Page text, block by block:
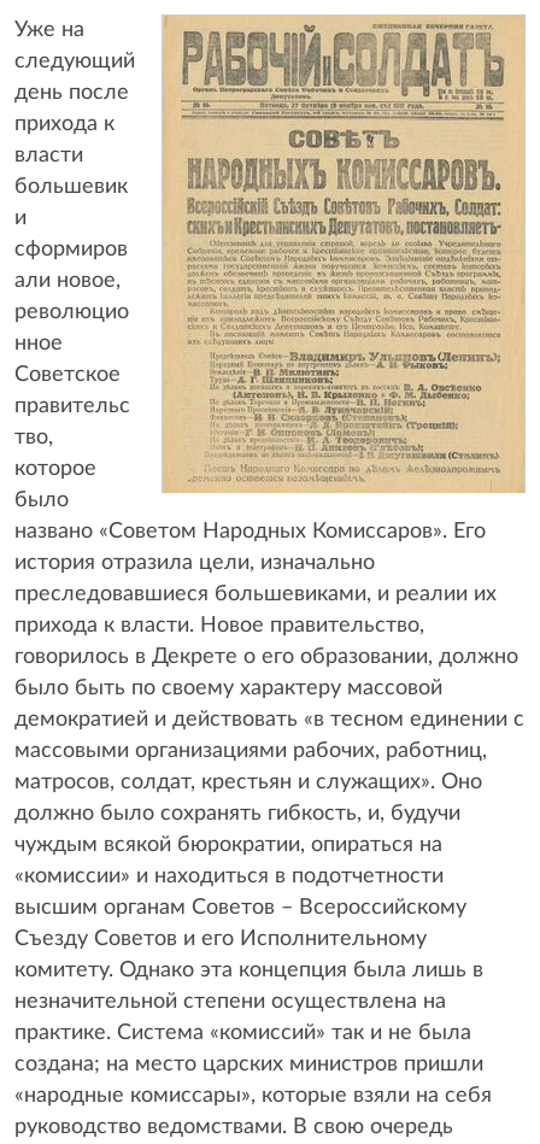
Уже на
следующий
день после
прихода к
власти
большевик
и
сформиров
али новое,
революцио
нное
Советское
правительс
тво,
которое
было
названо «Советом Народных Комиссаров». Его
история отразила цели, изначально
преследовавшиеся большевиками, и реалии их
прихода к власти. Новое правительство,
говорилось в Декрете о его образовании, должно
было быть по своему характеру массовой
демократией и действовать «в тесном единении с
массовыми организациями рабочих, работниц,
матросов, солдат, крестьян и служащих». Оно
должно было сохранять гибкость, и, будучи
чуждым всякой бюрократии, опираться на
«комиссии» и находиться в подотчетности
высшим органам Советов – Всероссийскому
Съезду Советов и его Исполнительному
комитету. Однако эта концепция была лишь в
незначительной степени осуществлена на
практике. Система «комиссий» так и не была
создана; на место царских министров пришли
«народные комиссары», которые взяли на себя
руководство ведомствами. В свою очередь